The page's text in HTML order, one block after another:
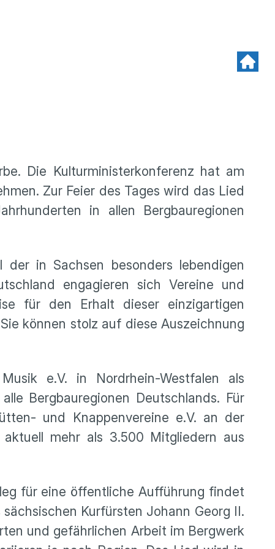
Die Kulturministerkonferenz hat am
Zur Feier des Tages wird das Lied
in allen Bergbauregionen
in Sachsen besonders lebendigen
engagieren sich Vereine und
für den Erhalt dieser einzigartigen
können stolz auf diese Auszeichnung
e.V. in Nordrhein-Westfalen als
Bergbauregionen Deutschlands. Für
und Knappenvereine e.V. an der
mehr als 3.500 Mitgliedern aus
für eine öffentliche Aufführung findet
Kurfürsten Johann Georg II.
und gefährlichen Arbeit im Bergwerk